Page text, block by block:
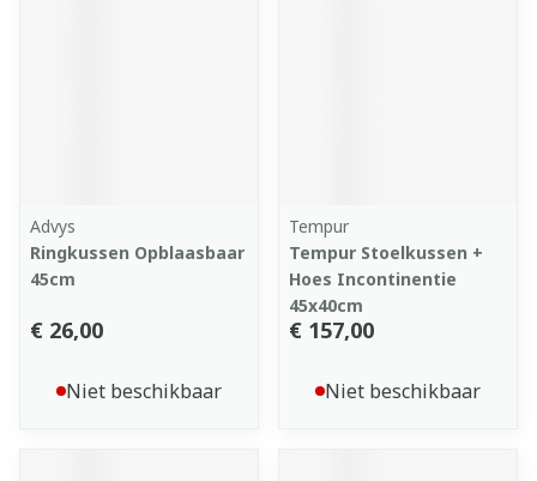
Advys
Ringkussen Opblaasbaar
45cm
€ 26,00
Niet beschikbaar
Tempur
Tempur Stoelkussen +
Hoes Incontinentie
45x40cm
€ 157,00
Niet beschikbaar